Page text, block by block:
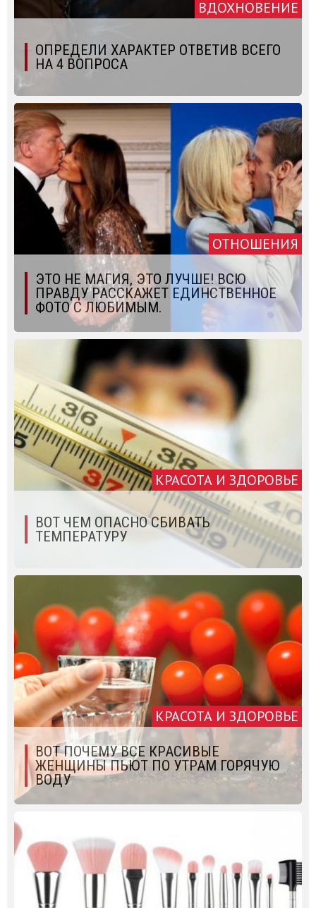
ВДОХНОВЕНИЕ
ОПРЕДЕЛИ ХАРАКТЕР ОТВЕТИВ ВСЕГО
НА 4 ВОПРОСА
ОТНОШЕНИЯ
ЭТО НЕ МАГИЯ, ЭТО ЛУЧШЕ! ВСЮ
ПРАВДУ РАССКАЖЕТ ЕДИНСТВЕННОЕ
ФОТО С ЛЮБИМЫМ.
КРАСОТА И ЗДОРОВЬЕ
ВОТ ЧЕМ ОПАСНО СБИВАТЬ
ТЕМПЕРАТУРУ
КРАСОТА И ЗДОРОВЬЕ
ВОТ ПОЧЕМУ ВСЕ КРАСИВЫЕ
ЖЕНЩИНЫ ПЬЮТ ПО УТРАМ ГОРЯЧУЮ
ВОДУ